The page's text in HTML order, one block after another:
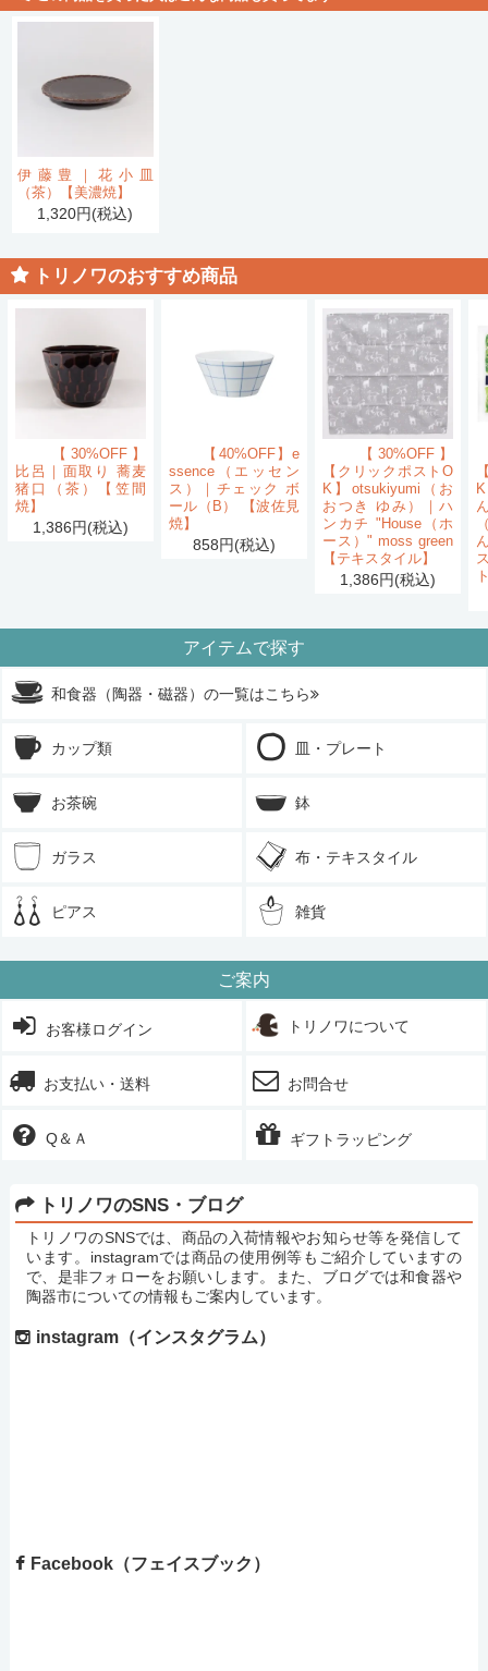
伊藤豊｜花小皿
（茶）【美濃焼】
1,320円(税込)
トリノワのおすすめ商品
【30%OFF】
比呂｜面取り 蕎麦
猪口（茶）【笠間
焼】
1,386円(税込)
【40%OFF】e
ssence（エッセン
ス）｜チェック ボ
ール（B） 【波佐見
焼】
858円(税込)
【30%OFF】
【クリックポストO
K】otsukiyumi（お
おつき ゆみ）｜ハ
ンカチ "House（ホ
ース）" moss green
【テキスタイル】
1,386円(税込)
アイテムで探す
和食器（陶器・磁器）の一覧はこちら
カップ類 皿・プレート
お茶碗 鉢
ガラス 布・テキスタイル
ピアス 雑貨
ご案内
お客様ログイン トリノワについて
お支払い・送料 お問合せ
Q＆Ａ ギフトラッピング
トリノワのSNS・ブログ
トリノワのSNSでは、商品の入荷情報やお知らせ等を発信して
います。instagramでは商品の使用例等もご紹介していますの
で、是非フォローをお願いします。また、ブログでは和食器や
陶器市についての情報もご案内しています。
instagram（インスタグラム）
Facebook（フェイスブック）